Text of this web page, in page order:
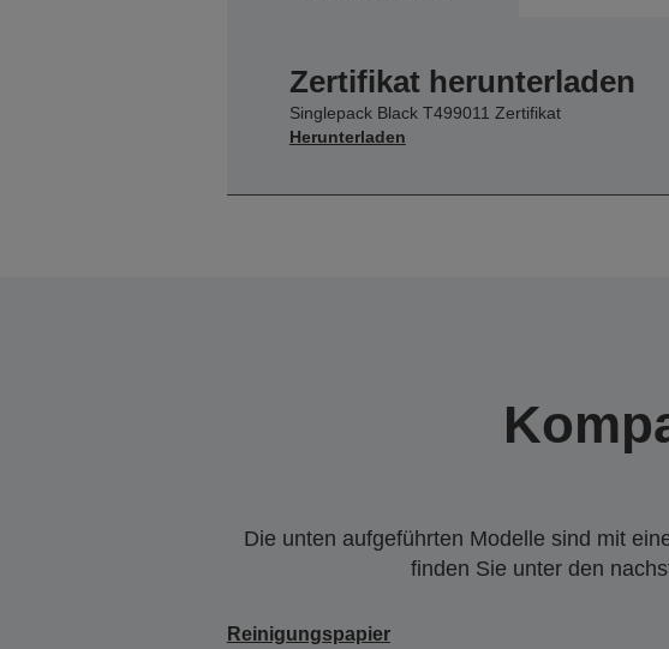
Zertifikat herunterladen
Singlepack Black T499011 Zertifikat
Herunterladen
Die unten aufgeführten Modelle sind mit
finden Sie unter den
Reinigungspapier